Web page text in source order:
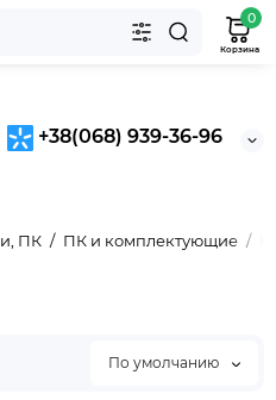
+38(068) 939-36-96
0
Корзина
ПК ПК и комплектующие
По умолчанию